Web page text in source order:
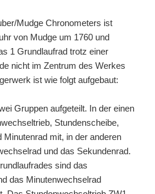
Mudge Chronometers ist
von Mudge um 1760 und
1 Grundlaufrad trotz einer
nicht im Zentrum des Werkes
ist wie folgt aufgebaut:
Gruppen aufgeteilt. In der einen
Stundenscheibe,
Minutenrad mit, in der anderen
und das Sekundenrad.
sind das
das Minutenwechselrad